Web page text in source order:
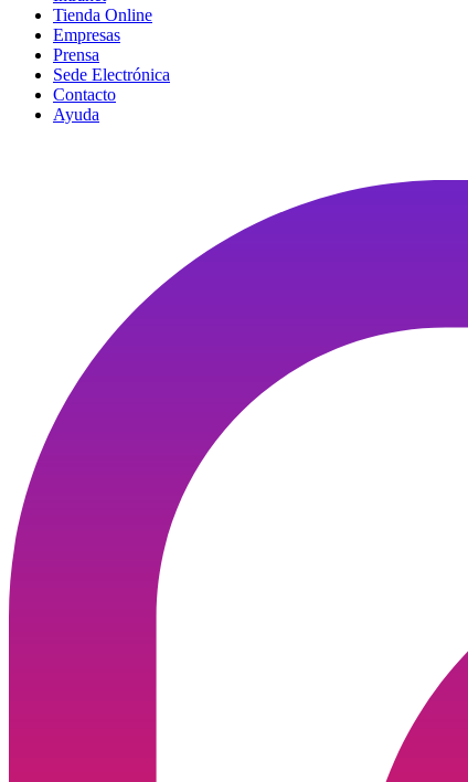
Tienda Online
Empresas
Prensa
Sede Electrónica
Contacto
Ayuda